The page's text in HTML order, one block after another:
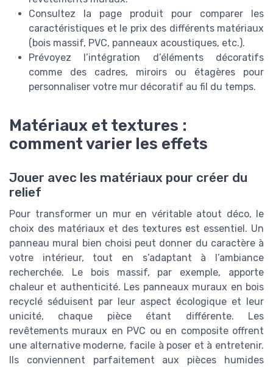
Consultez la page produit pour comparer les
caractéristiques et le prix des différents matériaux
(bois massif, PVC, panneaux acoustiques, etc.).
Prévoyez l’intégration d’éléments décoratifs
comme des cadres, miroirs ou étagères pour
personnaliser votre mur décoratif au fil du temps.
Matériaux et textures :
comment varier les effets
Jouer avec les matériaux pour créer du
relief
Pour transformer un mur en véritable atout déco, le
choix des matériaux et des textures est essentiel. Un
panneau mural bien choisi peut donner du caractère à
votre intérieur, tout en s’adaptant à l’ambiance
recherchée. Le bois massif, par exemple, apporte
chaleur et authenticité. Les panneaux muraux en bois
recyclé séduisent par leur aspect écologique et leur
unicité, chaque pièce étant différente. Les
revêtements muraux en PVC ou en composite offrent
une alternative moderne, facile à poser et à entretenir.
Ils conviennent parfaitement aux pièces humides